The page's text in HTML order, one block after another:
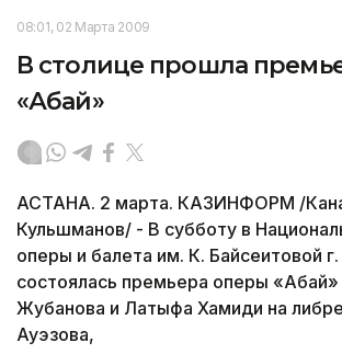
08:01, 02 Марта 2009
В столице прошла
«Абай»
АСТАНА. 2 марта. КАЗИНФОРМ /
Кульшманов/ - В субботу в
оперы и балета им. К. Байсеитовой
состоялась премьера оперы
Жубанова и Латыфа Хамиди на
Ауэзова,